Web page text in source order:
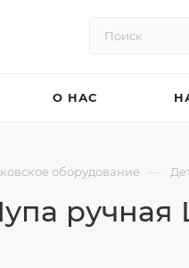
О НАС
оборудование —
ручная